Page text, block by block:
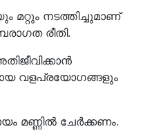
മറ്റും നടത്തിച്ചുമാണ്
രീതി.
വളപ്രയോഗങ്ങളും
മണ്ണിൽ ചേർക്കണം.